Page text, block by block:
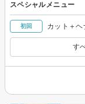
スペシャルメニュー
初回 カット＋
す